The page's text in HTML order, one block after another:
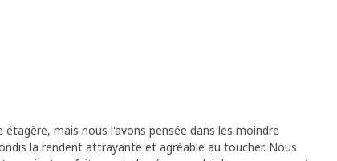
étagère, mais nous l'avons pensée dans les moindre
la rendent attrayante et agréable au toucher. Nous